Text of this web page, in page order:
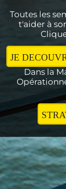
Toutes les
t'aider à
JE
Dans la